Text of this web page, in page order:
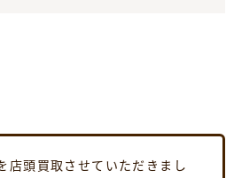
店頭買取させていただきまし